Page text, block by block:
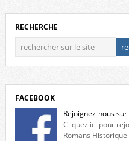
RECHERCHE
FACEBOOK
Rejoignez-nous sur
Cliquez ici pour
Romans Historique